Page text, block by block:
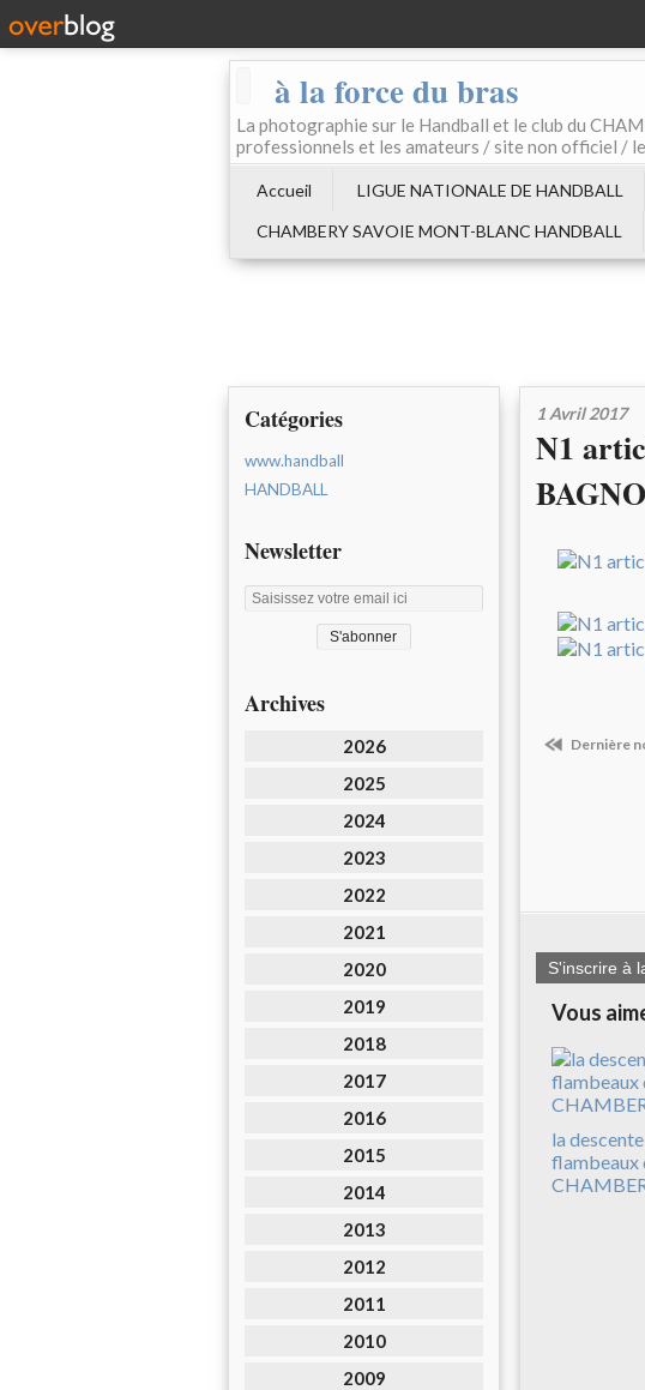
à la force du bras
La photographie sur le Handball et le club du
professionnels et les amateurs / site non officiel /
Accueil LIGUE NATIONALE DE HANDBALL
CHAMBERY SAVOIE MONT-BLANC HANDBALL
Catégories
www.handball
HANDBALL
Newsletter
Archives
2026
2025
2024
2023
2022
2021
2020
2019
2018
2017
2016
2015
2014
2013
2012
2011
2010
2009
1 Avril 2017
N1
Dernière
S'inscrire à
Vous
la
flambeaux